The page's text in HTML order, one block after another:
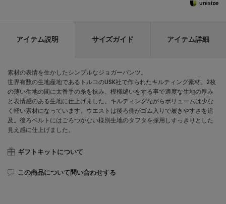
アイテム説明 サイズガイド アイテム詳細
素材の表情を生かしたシンプルなジョガーパンツ。
世界有数の生地産地であるトルコのUSK社で作られたキルティング素材。2枚
の薄い生地の間に太番手の糸を挟み、模様縫いをする事で適度な生地の厚み
と表情感のある生地に仕上げました。キルティングながらボリュームは少な
く軽い素材になっています。ウエストは後ろ側がゴム入りで履きやすさを追
及。後ろベルトにはごろつかない様別生地のタフタを採用しすっきりとした
見え感に仕上げました。
ギフトキットについて
この商品について問い合わせする